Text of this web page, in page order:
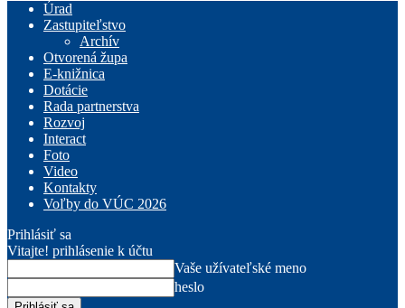
Úrad
Zastupiteľstvo
Archív
Otvorená župa
E-knižnica
Dotácie
Rada partnerstva
Rozvoj
Interact
Foto
Video
Kontakty
Voľby do VÚC 2026
Prihlásiť sa
Vitajte! prihlásenie k účtu
Vaše užívateľské meno
heslo